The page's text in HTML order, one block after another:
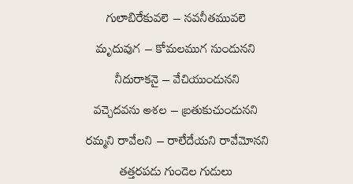
గులాబిరేకువలె – నవనీతమువలె
మృదువుగ – కోమలముగ నుండునని
నీదురాకనై – వేచియుండునని
వచ్చెదవను ఆశల – బ్రతుకుచుండునని
రమ్మని రావేలని – రాలేదేయని రావేమోనని
తత్తరపడు గుండెల గుడులు